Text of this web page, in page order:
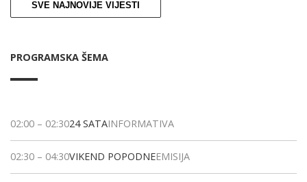
SVE NAJNOVIJE VIJESTI
PROGRAMSKA ŠEMA
02:00 – 02:3024 SATAINFORMATIVA
02:30 – 04:30VIKEND POPODNEEMISIJA